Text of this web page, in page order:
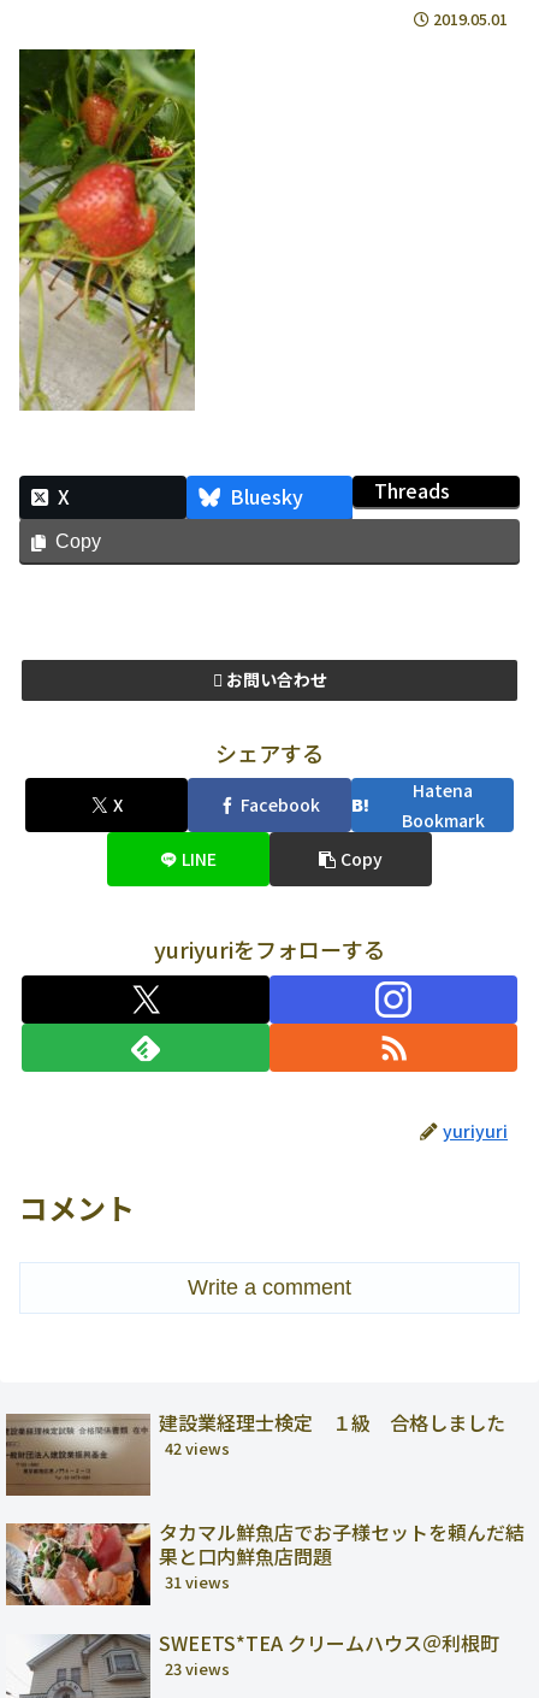
2019.05.01
X Bluesky Threads
Copy
お問い合わせ
シェアする
X Facebook
Hatena
Bookmark
LINE
Copy
yuriyuriをフォローする
yuriyuri
コメント
Write a comment
建設業経理士検定 １級 合格しました
42 views
タカマル鮮魚店でお子様セットを頼んだ結
果と口内鮮魚店問題
31 views
SWEETS*TEA クリームハウス＠利根町
23 views